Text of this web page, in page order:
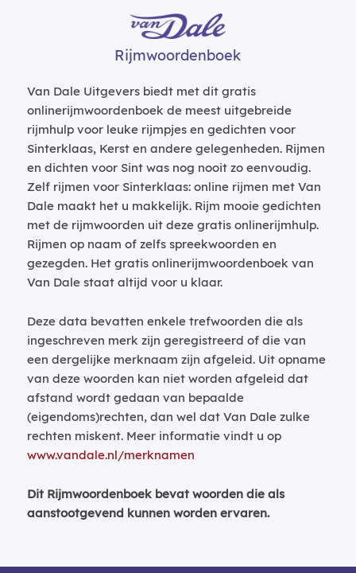
Rijmwoordenboek
Van Dale Uitgevers biedt met dit gratis
onlinerijmwoordenboek de meest uitgebreide
rijmhulp voor leuke rijmpjes en gedichten voor
Sinterklaas, Kerst en andere gelegenheden. Rijmen
en dichten voor Sint was nog nooit zo eenvoudig.
Zelf rijmen voor Sinterklaas: online rijmen met Van
Dale maakt het u makkelijk. Rijm mooie gedichten
met de rijmwoorden uit deze gratis onlinerijmhulp.
Rijmen op naam of zelfs spreekwoorden en
gezegden. Het gratis onlinerijmwoordenboek van
Van Dale staat altijd voor u klaar.
Deze data bevatten enkele trefwoorden die als
ingeschreven merk zijn geregistreerd of die van
een dergelijke merknaam zijn afgeleid. Uit opname
van deze woorden kan niet worden afgeleid dat
afstand wordt gedaan van bepaalde
(eigendoms)rechten, dan wel dat Van Dale zulke
rechten miskent. Meer informatie vindt u op
www.vandale.nl/merknamen
Dit Rijmwoordenboek bevat woorden die als
aanstootgevend kunnen worden ervaren.